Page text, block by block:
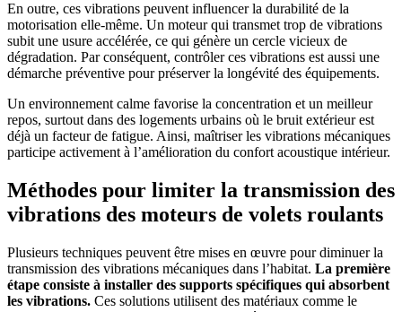
En outre, ces vibrations peuvent influencer la durabilité de la
motorisation elle-même. Un moteur qui transmet trop de vibrations
subit une usure accélérée, ce qui génère un cercle vicieux de
dégradation. Par conséquent, contrôler ces vibrations est aussi une
démarche préventive pour préserver la longévité des équipements.
Un environnement calme favorise la concentration et un meilleur
repos, surtout dans des logements urbains où le bruit extérieur est
déjà un facteur de fatigue. Ainsi, maîtriser les vibrations mécaniques
participe activement à l’amélioration du confort acoustique intérieur.
Méthodes pour limiter la transmission des
vibrations des moteurs de volets roulants
Plusieurs techniques peuvent être mises en œuvre pour diminuer la
transmission des vibrations mécaniques dans l’habitat. La première
étape consiste à installer des supports spécifiques qui absorbent
les vibrations. Ces solutions utilisent des matériaux comme le